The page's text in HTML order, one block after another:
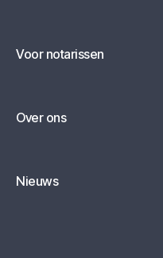
Voor notarissen
Over ons
Nieuws